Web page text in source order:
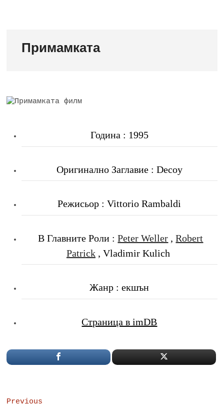
Примамката
Година : 1995
Оригинално Заглавие : Decoy
Режисьор : Vittorio Rambaldi
В Главните Роли :Peter Weller ,Robert
Patrick, Vladimir Kulich
Жанр : екшън
Страница в imDB
Post
Previous